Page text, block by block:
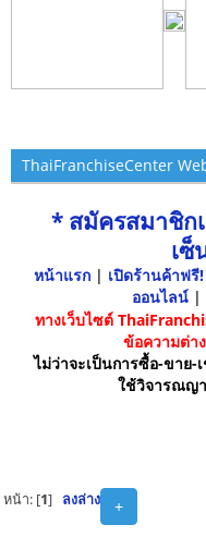
ThaiFranchiseCenter
* สมัครสมาชิก
เซ็
หน้าแรก | เปิดร้านค้าฟรี!
ออนไลน์ |
ทางเว็บไซต์
ข้อความต่า
ไม่ว่าจะเป็นการซื้อ-ขาย-
ใช้วิจารณญ
+
หน้า: [1] ลงล่าง